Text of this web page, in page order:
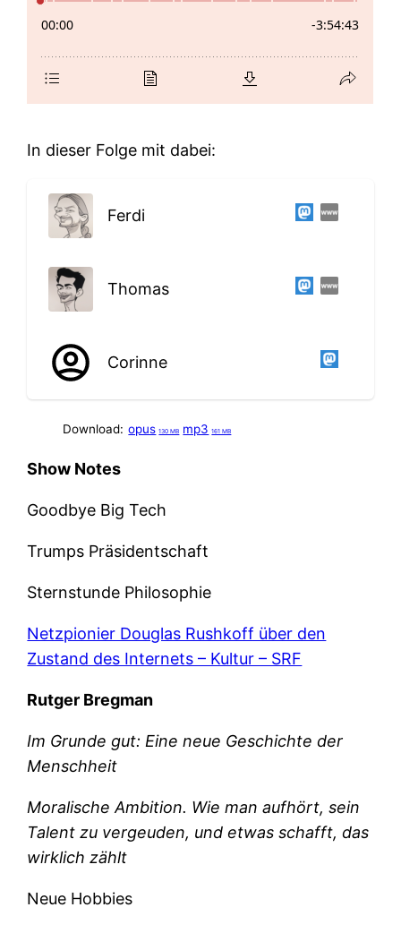
In dieser Folge mit dabei:
Ferdi
Thomas
Corinne
Download: opus 130 MB mp3 161 MB
Show Notes
Goodbye Big Tech
Trumps Präsidentschaft
Sternstunde Philosophie
Netzpionier Douglas Rushkoff über den
Zustand des Internets – Kultur – SRF
Rutger Bregman
Im Grunde gut: Eine neue Geschichte der
Menschheit
Moralische Ambition. Wie man aufhört, sein
Talent zu vergeuden, und etwas schafft, das
wirklich zählt
Neue Hobbies